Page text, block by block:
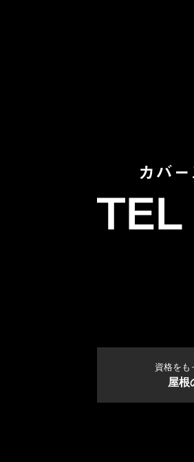
資格をも
屋根